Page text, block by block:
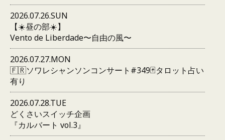
2026.07.26.SUN
【☀️昼の部☀️】
Vento de Liberdade〜自由の風〜
2026.07.27.MON
🇫🇷ソワレシャンソンコンサート#349🃏タロット占い
有り
2026.07.28.TUE
どくさいスイッチ企画
『カルバート vol.3』